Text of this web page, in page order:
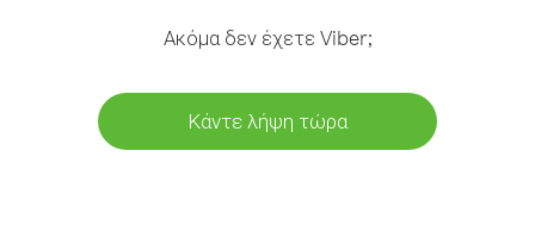
Ακόμα δεν έχετε Viber;
Κάντε λήψη τώρα